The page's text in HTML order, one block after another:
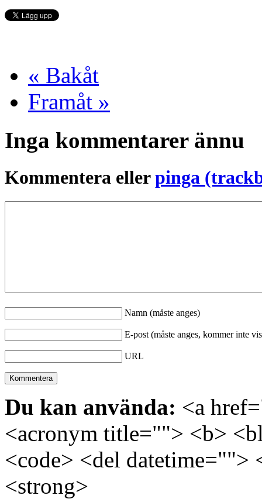
« Bakåt
Framåt »
Inga kommentarer ännu
Kommentera ellerpinga
Namn (måste anges)
E-post (måste anges, kommer inte
URL
Du kan använda: <a
<acronym title=""> <b>
<code> <del
<strong>